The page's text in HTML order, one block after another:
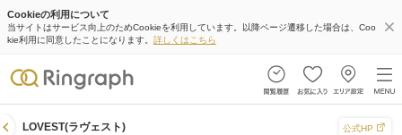
Cookieの利用について
当サイトはサービス向上のためCookieを利用しています。以降ページ遷移した場合は、Coo
kie利用に同意したことになります。 詳しくはこちら
LOVEST(ラヴェスト) 公式HP